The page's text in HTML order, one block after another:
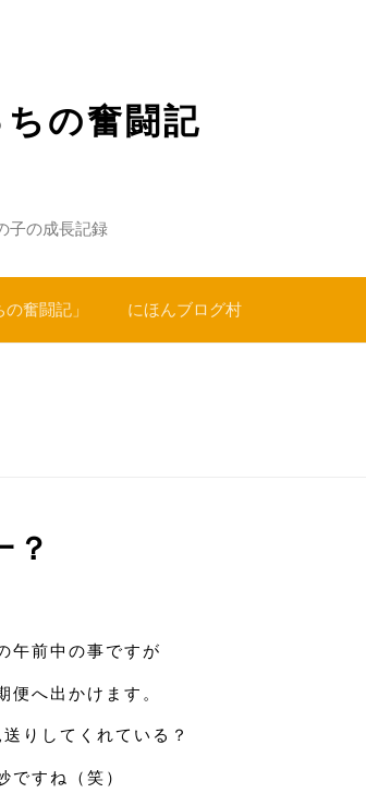
の奮闘記
子の成長記録
奮闘記」 にほんブログ村
？
午前中の事ですが
便へ出かけます。
りしてくれている？
ですね（笑）